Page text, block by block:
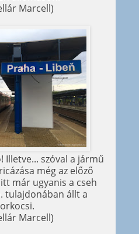
Marcell)
Illetve... szóval a jármű
még az előző
már ugyanis a cseh
tulajdonában állt a
Marcell)